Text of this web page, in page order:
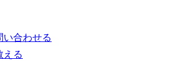
い合わせる
える